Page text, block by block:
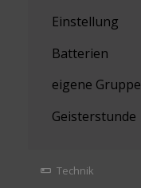
Einstellung
Batterien
eigene Gruppe
Geisterstunde
Technik